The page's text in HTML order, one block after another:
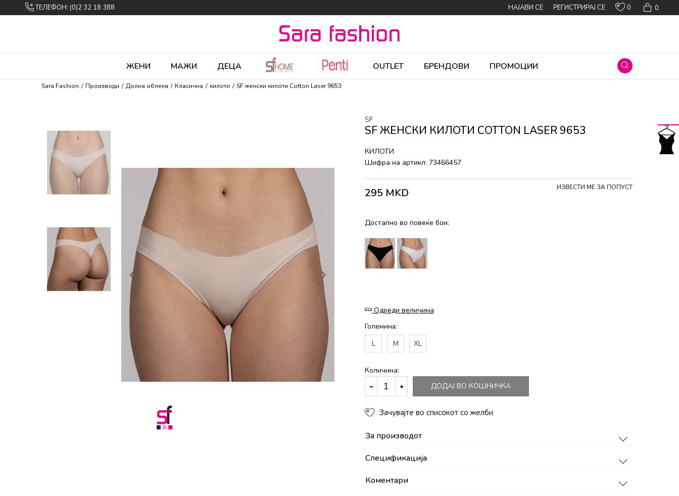
ТЕЛЕФОН: (0)2 32 18 388 0
0
НАЈАВИ СЕ РЕГИСТРИРАЈ СЕ
ЖЕНИ МАЖИ ДЕЦА OUTLET БРЕНДОВИ ПРОМОЦИИ
Sara Fashion Производи Долна облека Класична килоти SF женски килоти Cotton Laser 9653
SF
SF ЖЕНСКИ КИЛОТИ COTTON LASER 9653
КИЛОТИ
Шифра на артикл: 73466457
295 MKD ИЗВЕСТИ МЕ ЗА ПОПУСТ
Достапно во повеќе бои:
Одреди величина
Големина:
L
M XL
Количина:
ДОДАЈ ВО КОШНИЧКА
Зачувајте во списокот со желби
За производот
Спецификација
Коментари